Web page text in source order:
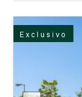
Exclusivo